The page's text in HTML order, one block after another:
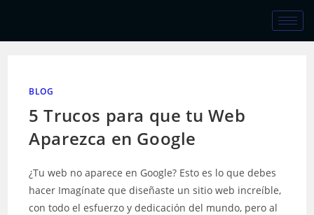
BLOG
5 Trucos para que tu Web
Aparezca en Google
¿Tu web no aparece en Google? Esto es lo que debes
hacer Imagínate que diseñaste un sitio web increíble,
con todo el esfuerzo y dedicación del mundo, pero al